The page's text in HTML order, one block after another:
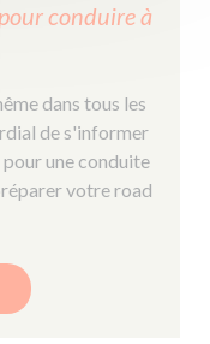
conduire à
dans tous les
de s'informer
une conduite
votre road